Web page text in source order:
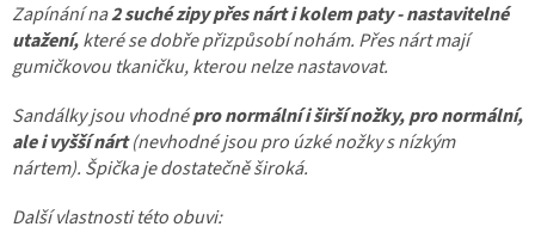
Zapínání na2 suché zipy přes nárt i kolem paty - nastavitelné
utažení,které se dobře přizpůsobí nohám. Přes nárt mají
gumičkovou tkaničku, kterou nelze nastavovat.
Sandálky jsou vhodnépro normální i širší nožky, pro normální,
ale i vyšší nárt(nevhodné jsou pro úzké nožky s nízkým
nártem). Špička je dostatečně široká.
Další vlastnosti této obuvi: